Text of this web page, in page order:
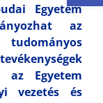
Egyetem
az
az Egyetem
vezetés és